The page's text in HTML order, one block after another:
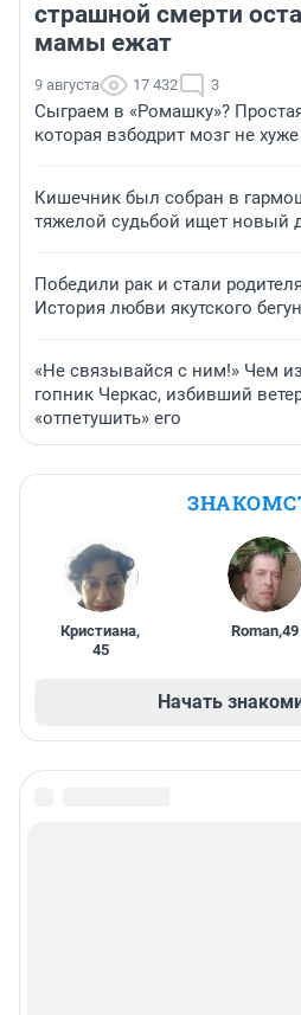
страшной смерти
мамы ежат
9 августа 17 432 3
Сыграем в «Ромашку»?
которая взбодрит мозг не
Кишечник был собран в
тяжелой судьбой ищет новый
Победили рак и стали
История любви якутского
«Не связывайся с ним!» Чем
гопник Черкас, избивший
«отпетушить» его
Кристиана,
45
Roman,49
Начать